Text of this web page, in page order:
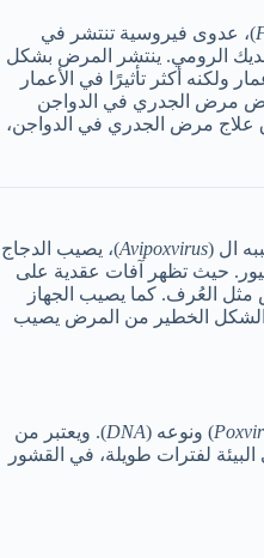
)، عدوى فيروسية تنتشر في
الرومي. ينتشر المرض بشكل
ولكنه أكثر تأثيرًا في الأعمار
مرض الجدري في الدواجن
علاج مرض الجدري في الدواجن،
ال (Avipoxvirus)، يصيب الدجاج
حيث تظهر آفات عقدية على
مثل العُرف. كما يصيب الجهاز
والشكل الخطير من المرض يصيب
) ونوعه (DNA). ويعتبر من
لفترات طويلة، في القشور